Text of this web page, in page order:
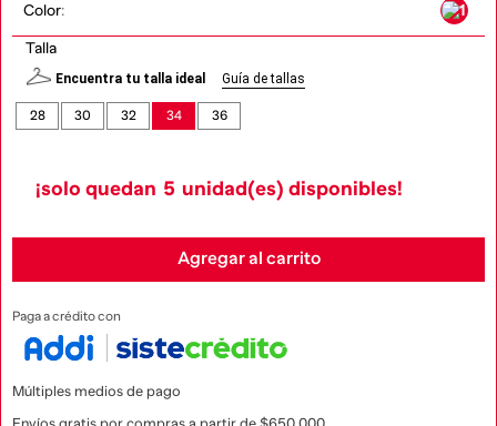
Color:
Talla
Encuentra tu talla ideal Guía de tallas
28 30 32 34 36
¡solo quedan 5 unidad(es) disponibles!
Agregar al carrito
Paga a crédito con
Múltiples medios de pago